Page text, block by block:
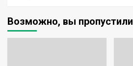
Возможно, вы пропустили